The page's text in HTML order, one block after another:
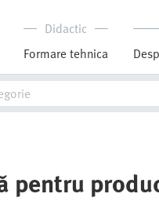
Didactic
Formare tehnica
pentru